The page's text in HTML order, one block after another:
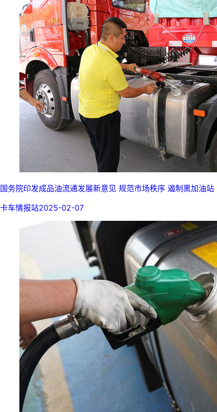
国务院印发成品油流通发展新意见 规范市场秩序 遏制黑加油站
卡车情报站2025-02-07